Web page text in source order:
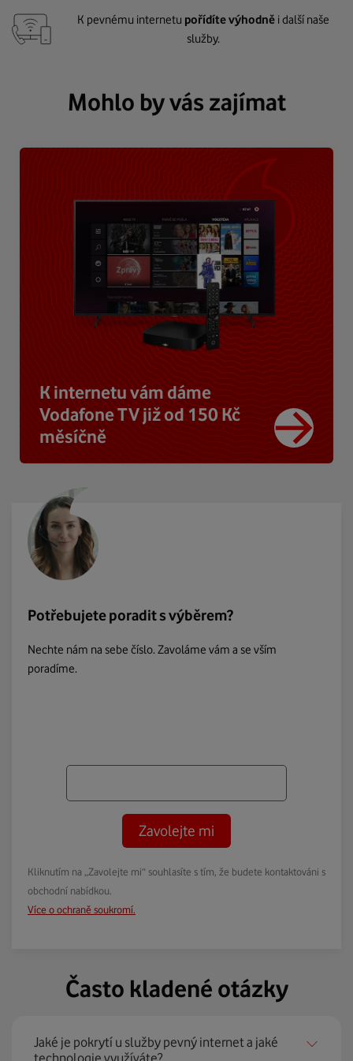
K pevnému internetu pořídíte výhodně i další naše
služby.
Mohlo by vás zajímat
K internetu vám dáme
Vodafone TV již od 150 Kč
měsíčně
Potřebujete poradit s výběrem?
Nechte nám na sebe číslo. Zavoláme vám a se vším
poradíme.
Zavolejte mi
Kliknutím na „Zavolejte mi“ souhlasíte s tím, že budete kontaktováni s
obchodní nabídkou.
Více o ochraně soukromí.
Často kladené otázky
Jaké je pokrytí u služby pevný internet a jaké
technologie využíváte?